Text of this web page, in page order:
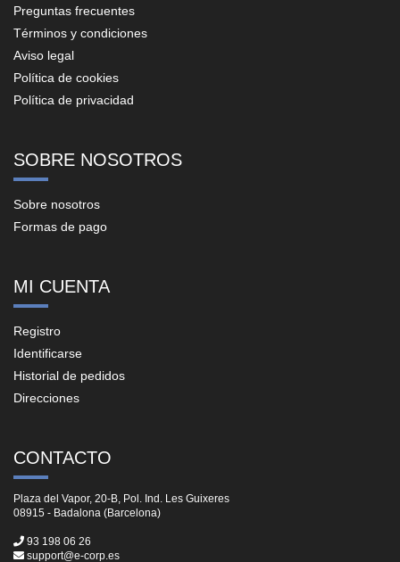
Preguntas frecuentes
Términos y condiciones
Aviso legal
Política de cookies
Política de privacidad
SOBRE NOSOTROS
Sobre nosotros
Formas de pago
MI CUENTA
Registro
Identificarse
Historial de pedidos
Direcciones
CONTACTO
Plaza del Vapor, 20-B, Pol. Ind. Les Guixeres
08915 - Badalona (Barcelona)
93 198 06 26
support@e-corp.es